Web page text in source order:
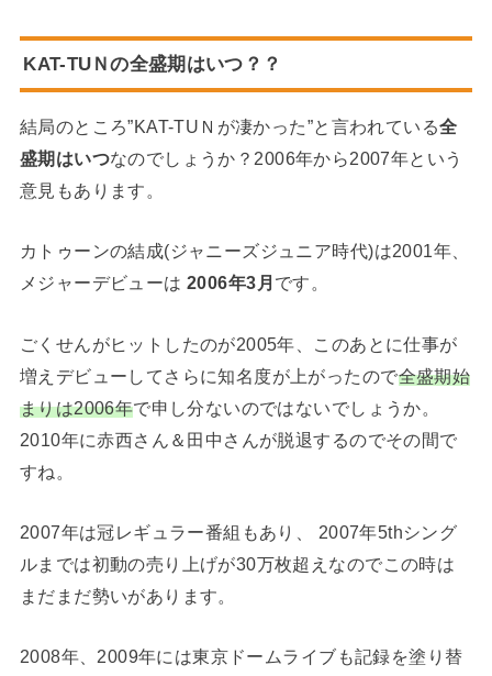
KAT-TUＮの全盛期はいつ？？
結局のところ”KAT-TUＮが凄かった”と言われている全
盛期はいつなのでしょうか？2006年から2007年という
意見もあります。
カトゥーンの結成(ジャニーズジュニア時代)は2001年、
メジャーデビューは 2006年3月 です。
ごくせんがヒットしたのが2005年、このあとに仕事が
増えデビューしてさらに知名度が上がったので全盛期始
まりは2006年で申し分ないのではないでしょうか。
2010年に赤西さん＆田中さんが脱退するのでその間で
すね。
2007年は冠レギュラー番組もあり、 2007年5thシング
ルまでは初動の売り上げが30万枚超えなのでこの時は
まだまだ勢いがあります。
2008年、2009年には東京ドームライブも記録を塗り替